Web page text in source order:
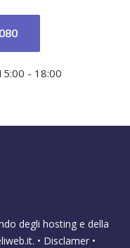
- 18:00
degli hosting e della
. • Disclamer •